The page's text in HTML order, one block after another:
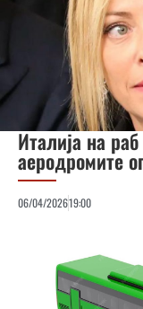
Италија на
аеродромите
06/04/202619:00